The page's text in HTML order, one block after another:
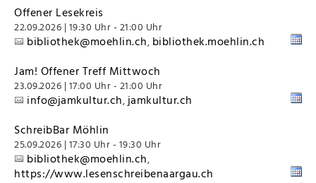
Offener Lesekreis
22.09.2026 | 19:30 Uhr - 21:00 Uhr
bibliothek@moehlin.ch, bibliothek.moehlin.ch
Jam! Offener Treff Mittwoch
23.09.2026 | 17:00 Uhr - 21:00 Uhr
info@jamkultur.ch, jamkultur.ch
SchreibBar Möhlin
25.09.2026 | 17:30 Uhr - 19:30 Uhr
bibliothek@moehlin.ch,
https://www.lesenschreibenaargau.ch